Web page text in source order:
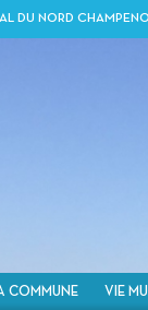
COMMUNE VIE
DU NORD